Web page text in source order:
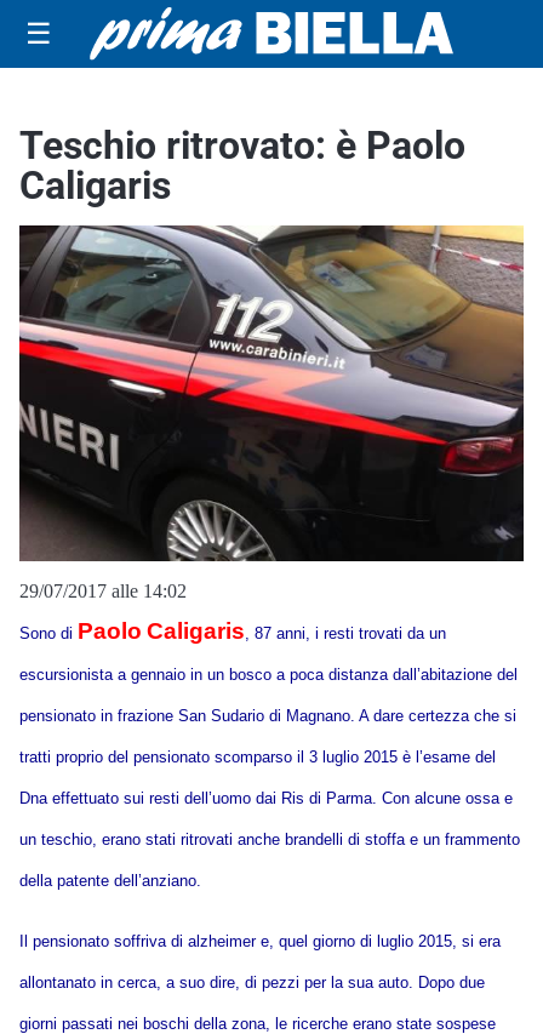
☰
Teschio ritrovato: è Paolo
Caligaris
29/07/2017 alle 14:02
Sono di Paolo Caligaris, 87 anni, i resti trovati da un
escursionista a gennaio in un bosco a poca distanza dall’abitazione del
pensionato in frazione San Sudario di Magnano. A dare certezza che si
tratti proprio del pensionato scomparso il 3 luglio 2015 è l’esame del
Dna effettuato sui resti dell’uomo dai Ris di Parma. Con alcune ossa e
un teschio, erano stati ritrovati anche brandelli di stoffa e un frammento
della patente dell’anziano.
Il pensionato soffriva di alzheimer e, quel giorno di luglio 2015, si era
allontanato in cerca, a suo dire, di pezzi per la sua auto. Dopo due
giorni passati nei boschi della zona, le ricerche erano state sospese